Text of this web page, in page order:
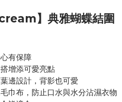
】典雅蝴蝶結圍
有保障
增添可愛亮點
邊設計，背影也可愛
巾布，防止口水與水分沾濕衣物